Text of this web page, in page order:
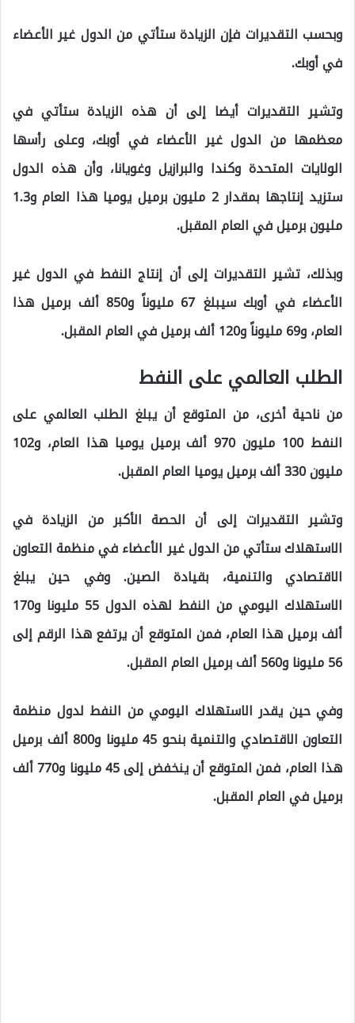
وبحسب التقديرات فإن الزيادة ستأتي من الدول غير الأعضاء
في أوبك.
وتشير التقديرات أيضا إلى أن هذه الزيادة ستأتي في
معظمها من الدول غير الأعضاء في أوبك، وعلى رأسها
الولايات المتحدة وكندا والبرازيل وغويانا، وأن هذه الدول
ستزيد إنتاجها بمقدار 2 مليون برميل يوميا هذا العام و1.3
مليون برميل في العام المقبل.
وبذلك، تشير التقديرات إلى أن إنتاج النفط في الدول غير
الأعضاء في أوبك سيبلغ 67 مليوناً و850 ألف برميل هذا
العام، و69 مليوناً و120 ألف برميل في العام المقبل.
الطلب العالمي على النفط
من ناحية أخرى، من المتوقع أن يبلغ الطلب العالمي على
النفط 100 مليون 970 ألف برميل يوميا هذا العام، و102
مليون 330 ألف برميل يوميا العام المقبل.
وتشير التقديرات إلى أن الحصة الأكبر من الزيادة في
الاستهلاك ستأتي من الدول غير الأعضاء في منظمة التعاون
الاقتصادي والتنمية، بقيادة الصين. وفي حين يبلغ
الاستهلاك اليومي من النفط لهذه الدول 55 مليونا و170
ألف برميل هذا العام، فمن المتوقع أن يرتفع هذا الرقم إلى
56 مليونا و560 ألف برميل العام المقبل.
وفي حين يقدر الاستهلاك اليومي من النفط لدول منظمة
التعاون الاقتصادي والتنمية بنحو 45 مليونا و800 ألف برميل
هذا العام، فمن المتوقع أن ينخفض ​​إلى 45 مليونا و770 ألف
برميل في العام المقبل.